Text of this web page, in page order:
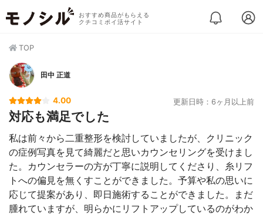
おすすめ商品がもらえる
クチコミポイ活サイト
TOP
田中 正道
4.00 更新日時：6ヶ月以上前
対応も満足でした
私は前々から二重整形を検討していましたが、クリニック
の症例写真を見て綺麗だと思いカウンセリングを受けまし
た。カウンセラーの方が丁寧に説明してくださり、糸リフ
トへの偏見を無くすことができました。予算や私の思いに
応じて提案があり、即日施術することができました。まだ
腫れていますが、明らかにリフトアップしているのがわか